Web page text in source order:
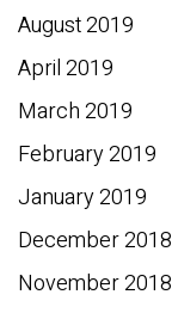
August 2019
April 2019
March 2019
February 2019
January 2019
December 2018
November 2018